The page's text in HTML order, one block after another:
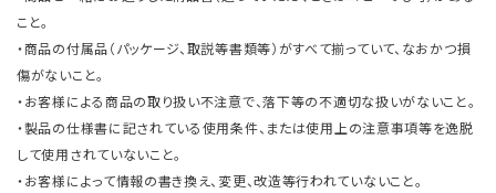
こと。
・商品の付属品（パッケージ、取説等書類等）がすべて揃っていて、なおかつ損
傷がないこと。
・お客様による商品の取り扱い不注意で、落下等の不適切な扱いがないこと。
・製品の仕様書に記されている使用条件、または使用上の注意事項等を逸脱
して使用されていないこと。
・お客様によって情報の書き換え、変更、改造等行われていないこと。